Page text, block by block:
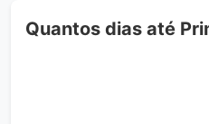
Quantos dias até